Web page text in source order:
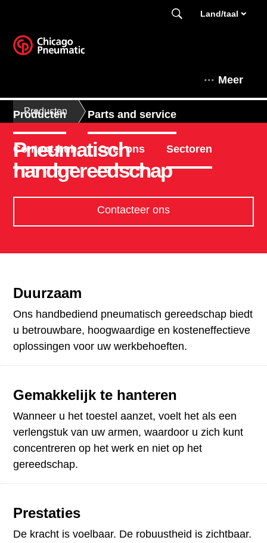
Land/taal
Meer
Producten Parts and service
Content-hub Over ons Sectoren
Producten
Pneumatisch
handgereedschap
Contacteer ons
Duurzaam
Ons handbediend pneumatisch gereedschap biedt
u betrouwbare, hoogwaardige en kosteneffectieve
oplossingen voor uw werkbehoeften.
Gemakkelijk te hanteren
Wanneer u het toestel aanzet, voelt het als een
verlengstuk van uw armen, waardoor u zich kunt
concentreren op het werk en niet op het
gereedschap.
Prestaties
De kracht is voelbaar. De robuustheid is zichtbaar.